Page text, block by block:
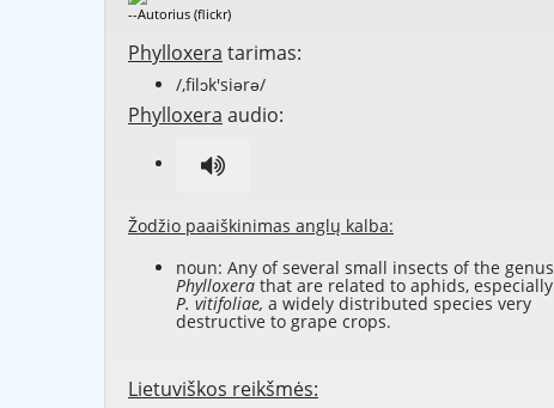
--Autorius (flickr)
Phylloxera tarimas:
/,filɔk'siərə/
Phylloxera audio:
Žodžio paaiškinimas anglų kalba:
noun: Any of several small insects of the genus
Phylloxera that are related to aphids, especially
P. vitifoliae, a widely distributed species very
destructive to grape crops.
Lietuviškos reikšmės: